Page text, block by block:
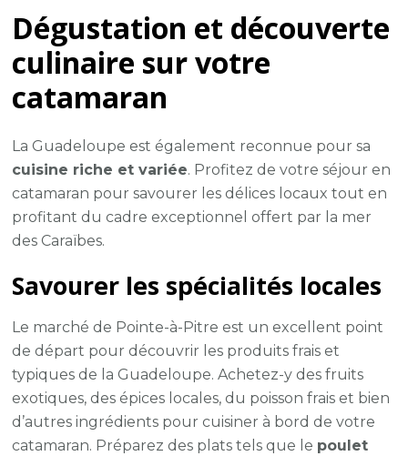
Dégustation et découverte
culinaire sur votre
catamaran
La Guadeloupe est également reconnue pour sa
cuisine riche et variée. Profitez de votre séjour en
catamaran pour savourer les délices locaux tout en
profitant du cadre exceptionnel offert par la mer
des Caraïbes.
Savourer les spécialités locales
Le marché de Pointe-à-Pitre est un excellent point
de départ pour découvrir les produits frais et
typiques de la Guadeloupe. Achetez-y des fruits
exotiques, des épices locales, du poisson frais et bien
d’autres ingrédients pour cuisiner à bord de votre
catamaran. Préparez des plats tels que le poulet